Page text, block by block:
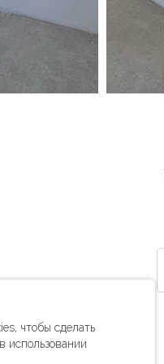
чтобы сделать
использовании